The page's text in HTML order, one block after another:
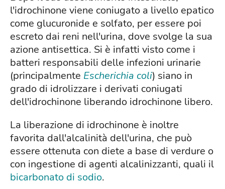
l'idrochinone viene coniugato a livello epatico
come glucuronide e solfato, per essere poi
escreto dai reni nell'urina, dove svolge la sua
azione antisettica. Si è infatti visto come i
batteri responsabili delle infezioni urinarie
(principalmente Escherichia coli) siano in
grado di idrolizzare i derivati coniugati
dell'idrochinone liberando idrochinone libero.
La liberazione di idrochinone è inoltre
favorita dall'alcalinità dell'urina, che può
essere ottenuta con diete a base di verdure o
con ingestione di agenti alcalinizzanti, quali il
bicarbonato di sodio.